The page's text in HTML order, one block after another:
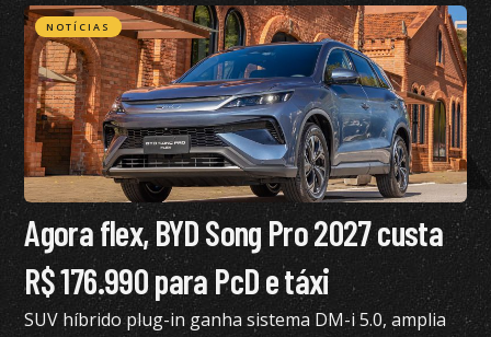
NOTÍCIAS
Agora flex, BYD Song Pro 2027 custa
R$ 176.990 para PcD e táxi
SUV híbrido plug-in ganha sistema DM-i 5.0, amplia